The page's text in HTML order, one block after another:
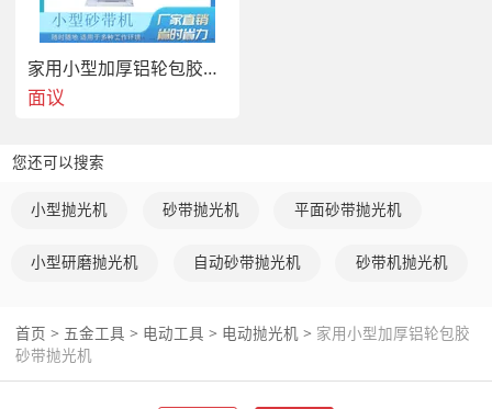
家用小型加厚铝轮包胶砂带抛光去毛刺机
面议
您还可以搜索
小型抛光机 砂带抛光机 平面砂带抛光机
小型研磨抛光机 自动砂带抛光机 砂带机抛光机
首页 > 五金工具 > 电动工具 > 电动抛光机 > 家用小型加厚铝轮包胶
砂带抛光机